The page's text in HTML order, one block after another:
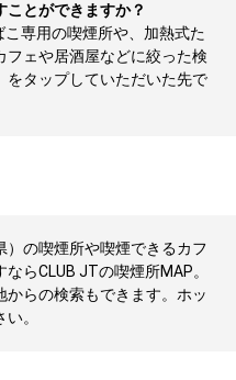
ことができますか？
専用の喫煙所や、加熱式た
フェや居酒屋などに絞った検
をタップしていただいた先で
の喫煙所や喫煙できるカフ
らCLUB JTの喫煙所MAP。
らの検索もできます。ホッ
。